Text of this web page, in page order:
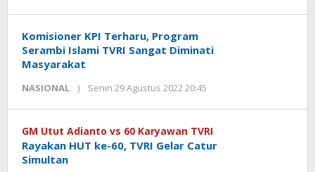
Jackson
Komisioner KPI Terharu, Program
Serambi Islami TVRI Sangat Diminati
Masyarakat
NASIONAL Senin 29 Agustus 2022 20:45
Jackson
GM Utut Adianto vs 60 Karyawan TVRI
Rayakan HUT ke-60, TVRI Gelar Catur
Simultan